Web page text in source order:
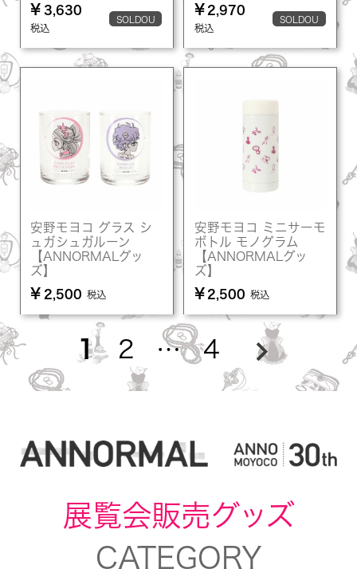
¥ 3,630
税込
SOLDOU
¥ 2,970
税込
SOLDOU
安野モヨコ グラス シ
ュガシュガルーン
【ANNORMALグッ
ズ】
¥ 2,500 税込
安野モヨコ ミニサーモ
ボトル モノグラム
【ANNORMALグッ
ズ】
¥ 2,500 税込
1 2 … 4
展覧会販売グッズ
CATEGORY